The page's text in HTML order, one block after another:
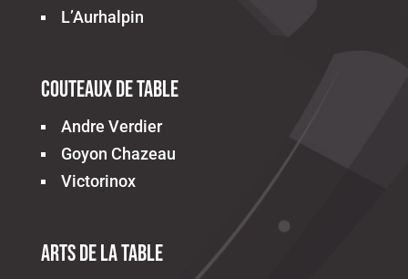
L’Aurhalpin
Couteaux de table
Andre Verdier
Goyon Chazeau
Victorinox
Arts de la table